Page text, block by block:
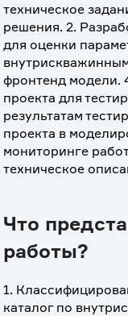
техническое
решения. 2.
для оценки
фронтенд модели.
проекта для
результатам
проекта в
мониторинге
техническое
Что
работы?
1.
каталог по